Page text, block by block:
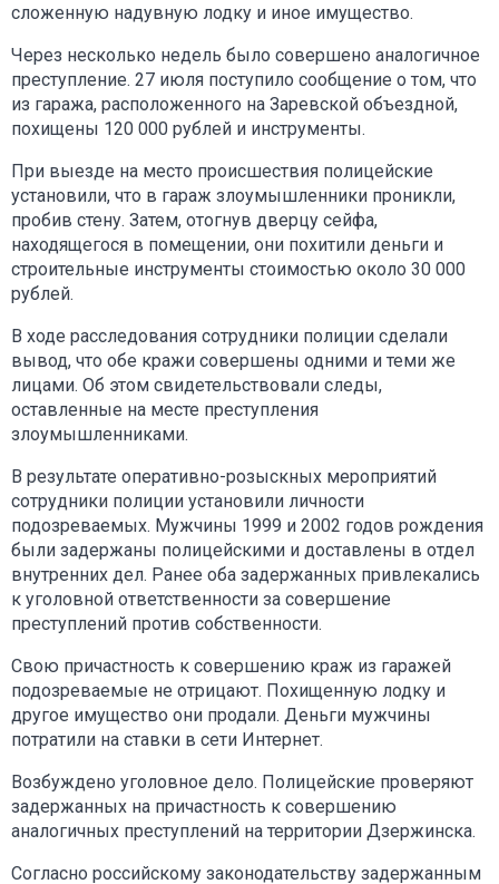
сложенную надувную лодку и иное имущество.
Через несколько недель было совершено аналогичное
преступление. 27 июля поступило сообщение о том, что
из гаража, расположенного на Заревской объездной,
похищены 120 000 рублей и инструменты.
При выезде на место происшествия полицейские
установили, что в гараж злоумышленники проникли,
пробив стену. Затем, отогнув дверцу сейфа,
находящегося в помещении, они похитили деньги и
строительные инструменты стоимостью около 30 000
рублей.
В ходе расследования сотрудники полиции сделали
вывод, что обе кражи совершены одними и теми же
лицами. Об этом свидетельствовали следы,
оставленные на месте преступления
злоумышленниками.
В результате оперативно-розыскных мероприятий
сотрудники полиции установили личности
подозреваемых. Мужчины 1999 и 2002 годов рождения
были задержаны полицейскими и доставлены в отдел
внутренних дел. Ранее оба задержанных привлекались
к уголовной ответственности за совершение
преступлений против собственности.
Свою причастность к совершению краж из гаражей
подозреваемые не отрицают. Похищенную лодку и
другое имущество они продали. Деньги мужчины
потратили на ставки в сети Интернет.
Возбуждено уголовное дело. Полицейские проверяют
задержанных на причастность к совершению
аналогичных преступлений на территории Дзержинска.
Согласно российскому законодательству задержанным